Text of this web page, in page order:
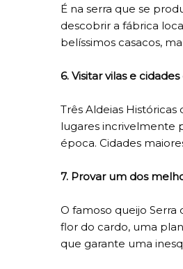
É na serra que se
descobrir a fábrica
belíssimos casacos,
6. Visitar vilas e
Três Aldeias
lugares incrivelmente
época. Cidades
7. Provar um dos
O famoso queijo
flor do cardo, uma
que garante uma